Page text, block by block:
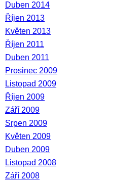
Duben 2014
Říjen 2013
Květen 2013
Říjen 2011
Duben 2011
Prosinec 2009
Listopad 2009
Říjen 2009
Září 2009
Srpen 2009
Květen 2009
Duben 2009
Listopad 2008
Září 2008